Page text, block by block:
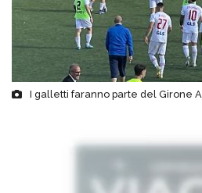
I galletti faranno parte del Girone A